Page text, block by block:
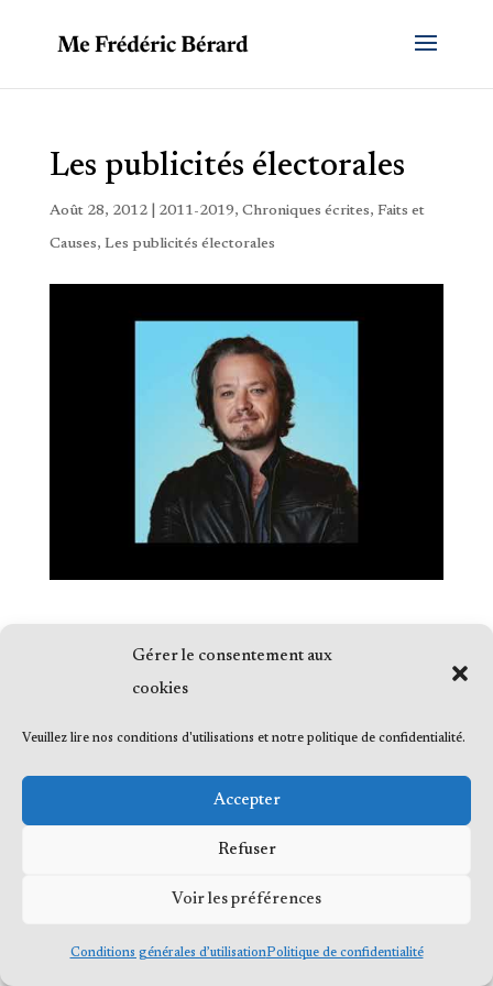
Gérer le consentement aux
cookies
Veuillez lire nos conditions d'utilisations et notre politique de confidentialité.
Accepter
Refuser
Voir les préférences
Conditions générales d’utilisationPolitique de confidentialité
Les publicités électorales
Août 28, 2012| 2011-2019, Chroniques écrites, Faits et
Causes, Les publicités électorales
© 2023 Me Frédéric Bérard, tous droits
réservés